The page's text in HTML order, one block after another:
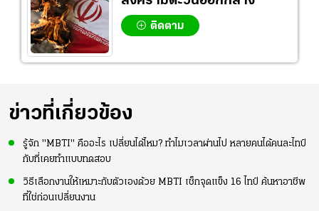
ติดตาม
ข่าวที่เกี่ยวข้อง
รู้จัก "MBTI" คืออะไร เปลี่ยนได้ไหม? ทำไมเวลาผ่านไป หลายคนได้คนละไทป์
กับที่เคยทำแบบทดสอบ
วิธีเลือกงานให้เหมาะกับตัวเองด้วย MBTI เช็กจุดแข็ง 16 ไทป์ ค้นหาอาชีพ
ที่ใช่ก่อนเปลี่ยนงาน